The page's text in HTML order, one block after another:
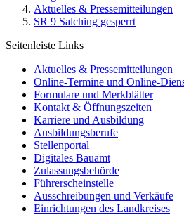
Aktuelles & Pressemitteilungen
SR 9 Salching gesperrt
Seitenleiste Links
Aktuelles & Pressemitteilungen
Online-Termine und Online-
Formulare und Merkblätter
Kontakt & Öffnungszeiten
Karriere und Ausbildung
Ausbildungsberufe
Stellenportal
Digitales Bauamt
Zulassungsbehörde
Führerscheinstelle
Ausschreibungen und Verkäufe
Einrichtungen des Landkreises